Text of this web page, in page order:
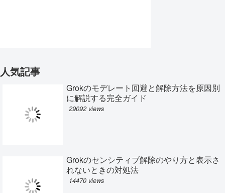
人気記事
Grokのモデレート回避と解除方法を原因別
に解説する完全ガイド
29092 views
Grokのセンシティブ解除のやり方と表示さ
れないときの対処法
14470 views